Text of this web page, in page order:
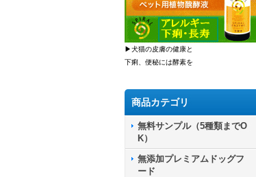
▶犬猫の皮膚の健康と
下痢、便秘には酵素を
商品カテゴリ
無料サンプル（5種類までO
K）
無添加プレミアムドッグフ
ード